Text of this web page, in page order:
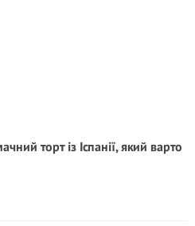
торт із Іспанії, який варто